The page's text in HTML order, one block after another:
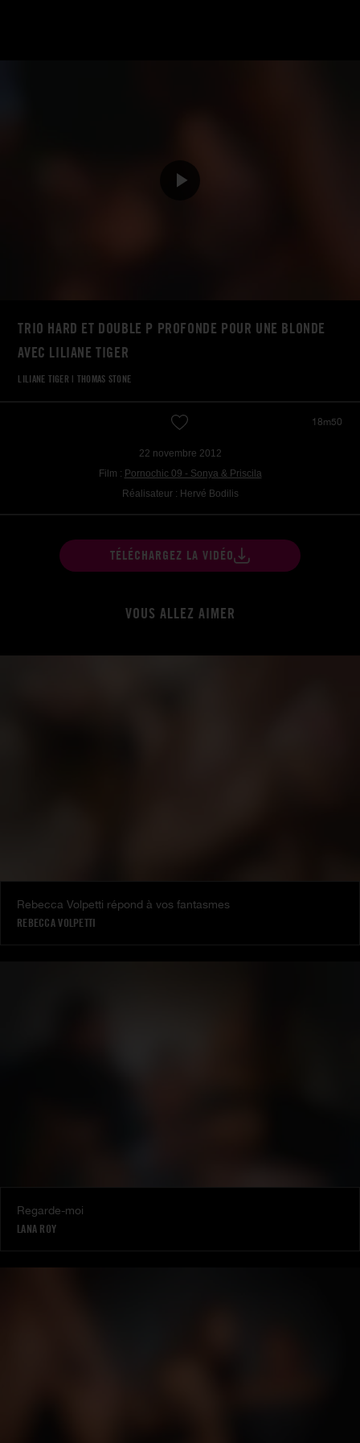
TRIO HARD ET DOUBLE P PROFONDE POUR UNE BLONDE
AVEC LILIANE TIGER
LILIANE TIGER | THOMAS STONE
18m50
22 novembre 2012
Film : Pornochic 09 - Sonya & Priscila
Réalisateur : Hervé Bodilis
TÉLÉCHARGEZ LA VIDÉO
VOUS ALLEZ AIMER
Rebecca Volpetti répond à vos fantasmes
REBECCA VOLPETTI
Regarde-moi
LANA ROY